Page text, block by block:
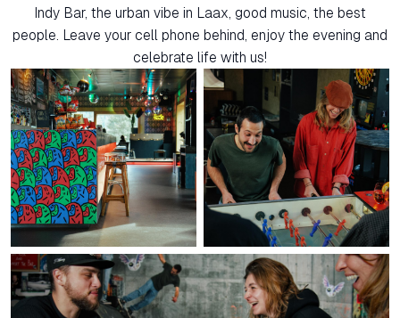
Indy Bar, the urban vibe in Laax, good music, the best
people. Leave your cell phone behind, enjoy the evening and
celebrate life with us!